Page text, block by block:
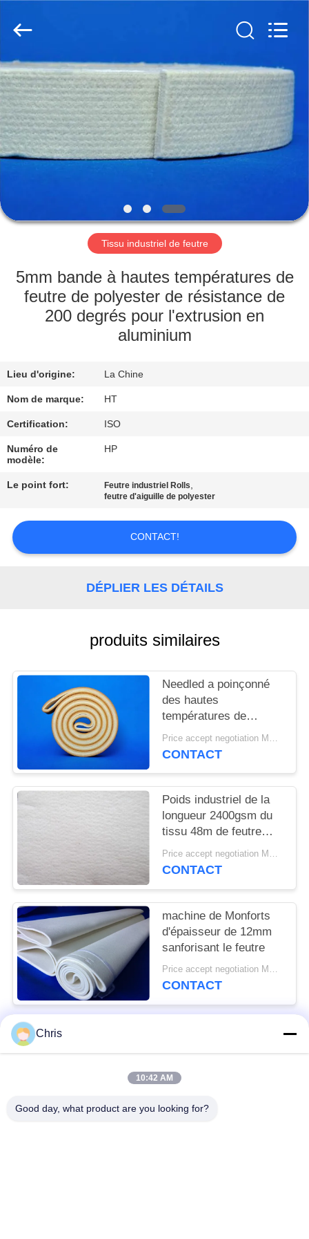
MAISON
PRODUITS
AU
DE
NOUS
VISITE
D'USINE
QUALITÉ
CONTACTEZ-
NOUS
NOUVELLES
DEMANDEZ
UNE
CITATION
PRIVACY
POLICY
Tissu industriel de feutre
5mm bande à hautes températures de
feutre de polyester de résistance de
200 degrés pour l'extrusion en
aluminium
Lieu d'origine: La Chine
Nom de marque: HT
Certification: ISO
Numéro de
modèle:
HP
Le point fort: Feutre industriel Rolls,
feutre d'aiguille de polyester
CONTACT!
DÉPLIER LES DÉTAILS
produits similaires
Needled a poinçonné
des hautes
températures de
résistance de tissu de
feutre de Pbo Kevlar
Price accept negotiation MOQ:1 mètre carré
CONTACT
Poids industriel de la
longueur 2400gsm du
tissu 48m de feutre
d'aiguille pour
l'industrie cimentière
Price accept negotiation MOQ:Un PC
CONTACT
machine de Monforts
d'épaisseur de 12mm
sanforisant le feutre
Price accept negotiation MOQ:1 morceau
CONTACT
Catégories populaires
Chris
10:42 AM
Good day, what product are you looking for?